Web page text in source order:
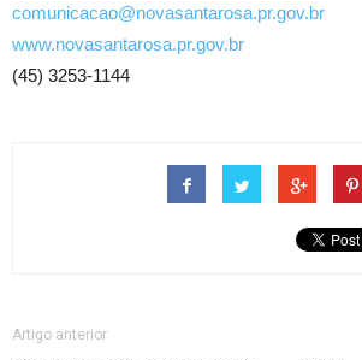
comunicacao@novasantarosa.pr.gov.br
www.novasantarosa.pr.gov.br
(45) 3253-1144
Artigo anterior